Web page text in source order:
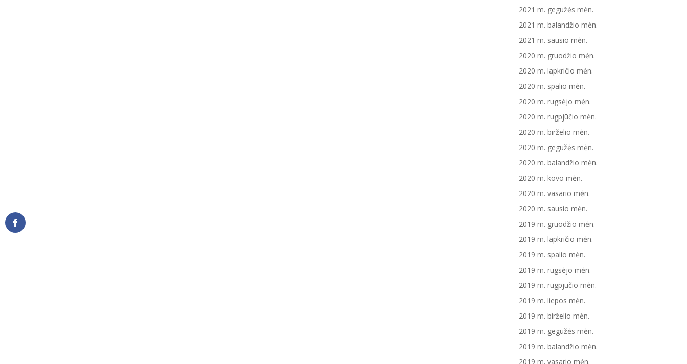
2021 m. gegužės mėn.
2021 m. balandžio mėn.
2021 m. sausio mėn.
2020 m. gruodžio mėn.
2020 m. lapkričio mėn.
2020 m. spalio mėn.
2020 m. rugsėjo mėn.
2020 m. rugpjūčio mėn.
2020 m. birželio mėn.
2020 m. gegužės mėn.
2020 m. balandžio mėn.
2020 m. kovo mėn.
2020 m. vasario mėn.
2020 m. sausio mėn.
2019 m. gruodžio mėn.
2019 m. lapkričio mėn.
2019 m. spalio mėn.
2019 m. rugsėjo mėn.
2019 m. rugpjūčio mėn.
2019 m. liepos mėn.
2019 m. birželio mėn.
2019 m. gegužės mėn.
2019 m. balandžio mėn.
2019 m. vasario mėn.